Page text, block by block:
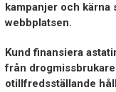
kampanjer och kärna
webbplatsen.
Kund finansiera
från
otillfredsställande